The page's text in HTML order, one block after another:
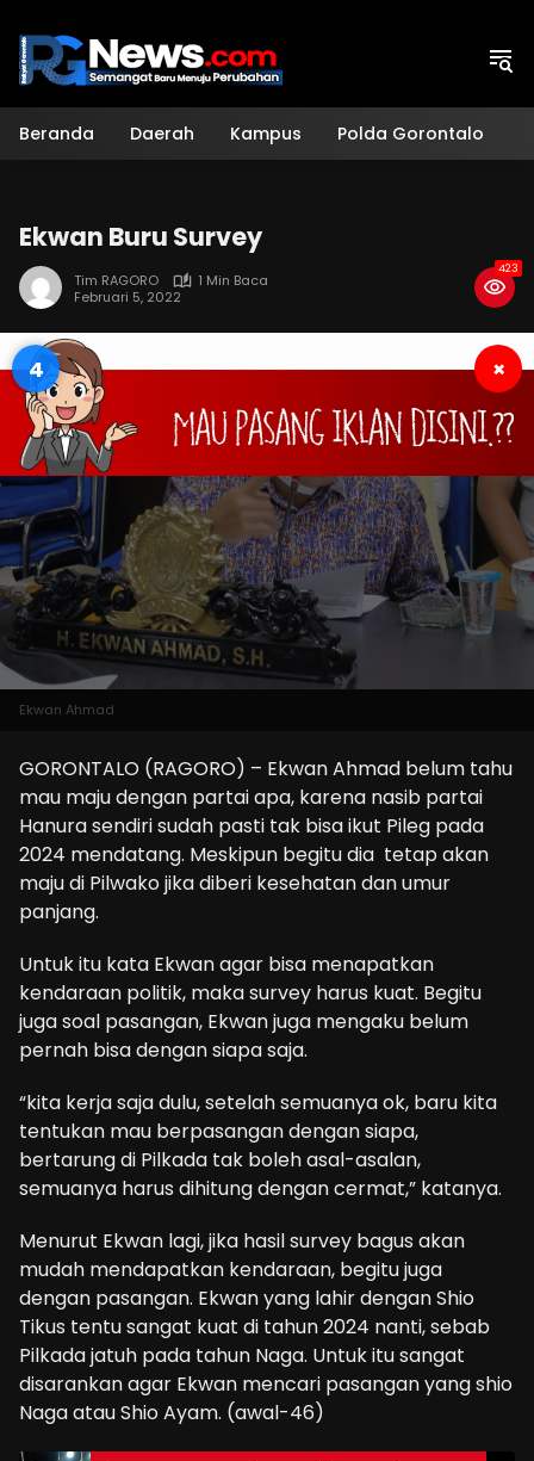
konten
Beranda Daerah Kampus Polda Gorontalo
Ekwan Buru Survey
Tim RAGORO
1 Min Baca
Februari 5, 2022
423
3 ×
Ekwan Ahmad
GORONTALO (RAGORO) – Ekwan Ahmad belum tahu
mau maju dengan partai apa, karena nasib partai
Hanura sendiri sudah pasti tak bisa ikut Pileg pada
2024 mendatang. Meskipun begitu dia tetap akan
maju di Pilwako jika diberi kesehatan dan umur
panjang.
Untuk itu kata Ekwan agar bisa menapatkan
kendaraan politik, maka survey harus kuat. Begitu
juga soal pasangan, Ekwan juga mengaku belum
pernah bisa dengan siapa saja.
“kita kerja saja dulu, setelah semuanya ok, baru kita
tentukan mau berpasangan dengan siapa,
bertarung di Pilkada tak boleh asal-asalan,
semuanya harus dihitung dengan cermat,” katanya.
Menurut Ekwan lagi, jika hasil survey bagus akan
mudah mendapatkan kendaraan, begitu juga
dengan pasangan. Ekwan yang lahir dengan Shio
Tikus tentu sangat kuat di tahun 2024 nanti, sebab
Pilkada jatuh pada tahun Naga. Untuk itu sangat
disarankan agar Ekwan mencari pasangan yang shio
Naga atau Shio Ayam. (awal-46)